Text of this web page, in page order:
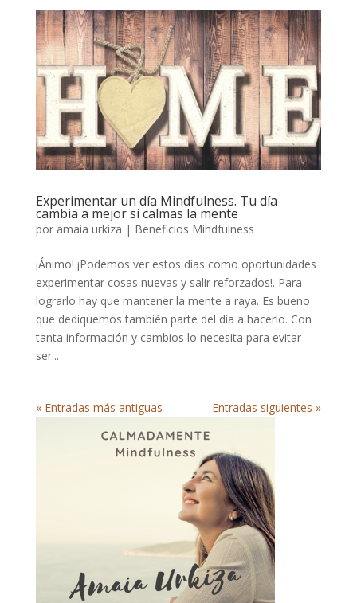
Experimentar un día Mindfulness. Tu día
cambia a mejor si calmas la mente
por amaia urkiza | Beneficios Mindfulness
¡Ánimo! ¡Podemos ver estos días como oportunidades
experimentar cosas nuevas y salir reforzados!. Para
lograrlo hay que mantener la mente a raya. Es bueno
que dediquemos también parte del día a hacerlo. Con
tanta información y cambios lo necesita para evitar
ser...
« Entradas más antiguas Entradas siguientes »